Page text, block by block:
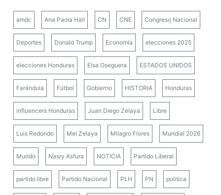
amdc Ana Paola Hall CN CNE Congreso Nacional
Deportes Donald Trump Economía elecciones 2025
elecciones Honduras Elsa Oseguera ESTADOS UNIDOS
Farándula Fútbol Gobierno HISTORIA Honduras
influencers Honduras Juan Diego Zelaya Libre
Luis Redondo Mel Zelaya Milagro Flores Mundial 2026
Mundo Nasry Asfura NOTICIA Partido Liberal
partido libre Partido Nacional PLH PN politica